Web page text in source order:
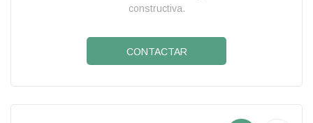
constructiva.
CONTACTAR